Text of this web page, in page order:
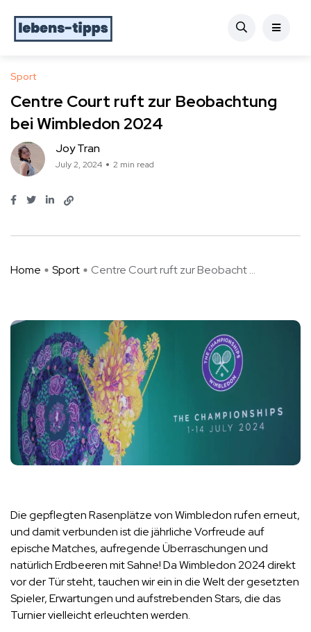
Sport
Centre Court ruft zur Beobachtung
bei Wimbledon 2024
Joy Tran
July 2, 2024 2 min read
Home Sport Centre Court ruft zur Beobacht ...
Die gepflegten Rasenplätze von Wimbledon rufen erneut,
und damit verbunden ist die jährliche Vorfreude auf
epische Matches, aufregende Überraschungen und
natürlich Erdbeeren mit Sahne! Da Wimbledon 2024 direkt
vor der Tür steht, tauchen wir ein in die Welt der gesetzten
Spieler, Erwartungen und aufstrebenden Stars, die das
Turnier vielleicht erleuchten werden.